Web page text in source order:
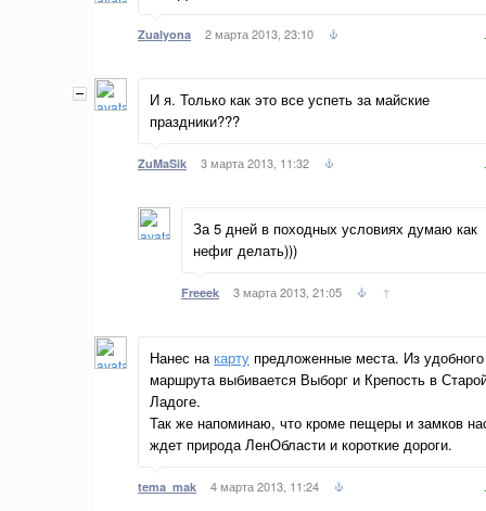
Zualyona 2 марта 2013, 23:10
И я. Только как это все успеть за майские
праздники???
ZuMaSik 3 марта 2013, 11:32
За 5 дней в походных условиях думаю как
нефиг делать)))
Freeek 3 марта 2013, 21:05 ↑
Нанес накарту предложенные места. Из удобного
маршрута выбивается Выборг и Крепость в
Ладоге.
Так же напоминаю, что кроме пещеры и замков
ждет природа ЛенОбласти и короткие дороги.
tema_mak 4 марта 2013, 11:24